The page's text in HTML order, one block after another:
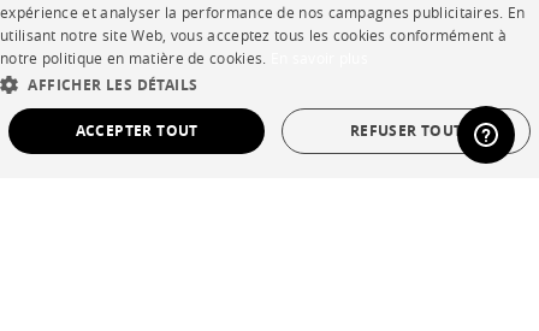
Points de vente
ENGLISH
SPANISH
expérience et analyser la performance de nos campagnes publicitaires. En
utilisant notre site Web, vous acceptez tous les cookies conformément à
notre politique en matière de cookies.
AFFICHER LES DÉTAILS
ACCEPTER TOUT REFUSER TOUT